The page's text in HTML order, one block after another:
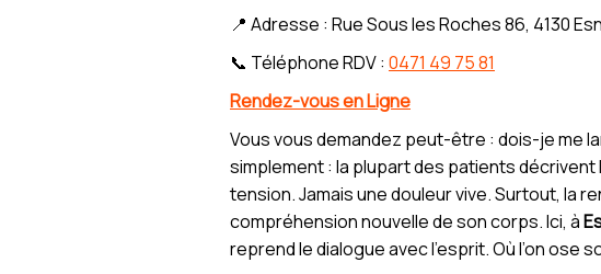
📍 Adresse : Rue Sous les Roches 86, 4130
📞 Téléphone RDV : 0471 49 75 81
Rendez-vous en Ligne
Vous vous demandez peut-être : dois-je me
simplement : la plupart des patients
tension. Jamais une douleur vive. Surtout, la
compréhension nouvelle de son corps. Ici, à
reprend le dialogue avec l’esprit. Où l’on ose